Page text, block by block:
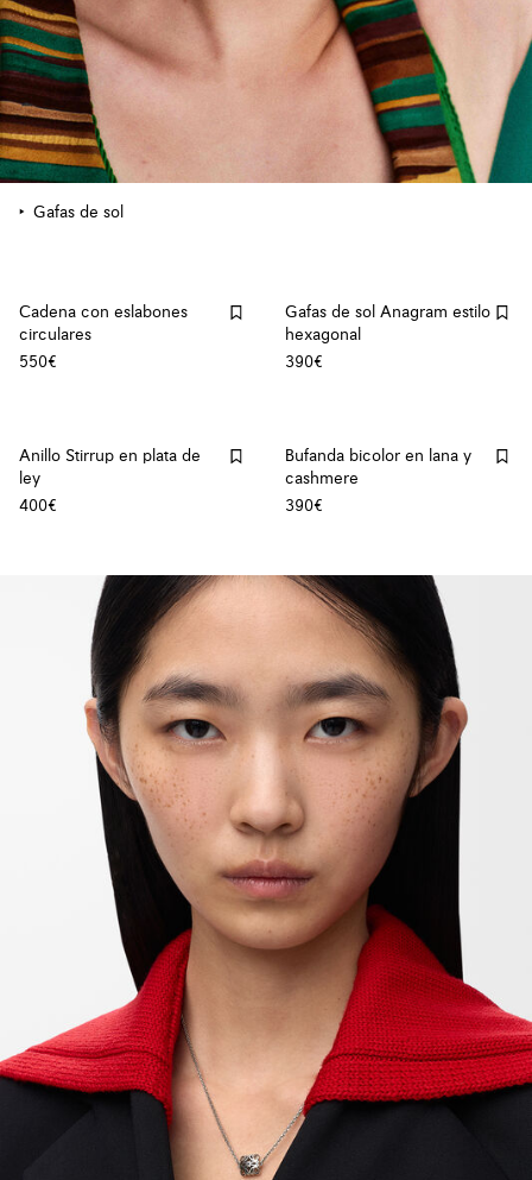
Gafas de sol
Cadena con eslabones
circulares
550€
Gafas de sol Anagram estilo
hexagonal
390€
Anillo Stirrup en plata de
ley
400€
Bufanda bicolor en lana y
cashmere
390€